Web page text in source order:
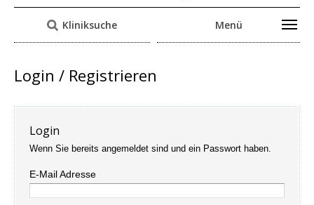
Kliniksuche Menü
Login / Registrieren
Login
Wenn Sie bereits angemeldet sind und ein Passwort haben.
E-Mail Adresse